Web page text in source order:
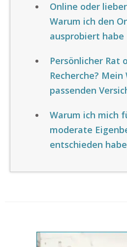
Online oder
Warum ich den
ausprobiert habe
Persönlicher Rat
Recherche? Mein
passenden
Warum ich mich
moderate
entschieden habe